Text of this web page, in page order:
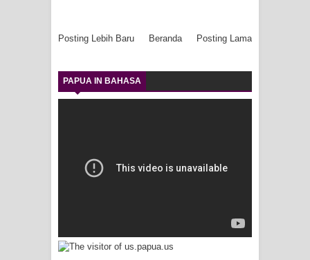
Posting Lebih Baru Posting Lama
Beranda
PAPUA IN BAHASA